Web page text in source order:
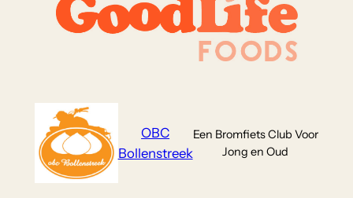
OBC
Bollenstreek
Een Bromfiets Club Voor
Jong en Oud